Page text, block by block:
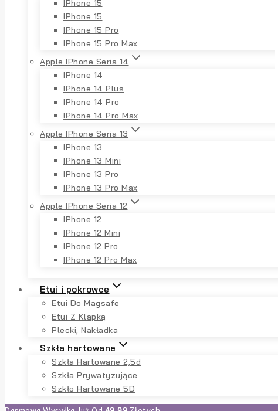
IPhone 15
IPhone 15
IPhone 15 Pro
IPhone 15 Pro Max
Apple IPhone Seria 14
IPhone 14
IPhone 14 Plus
IPhone 14 Pro
IPhone 14 Pro Max
Apple IPhone Seria 13
IPhone 13
IPhone 13 Mini
IPhone 13 Pro
IPhone 13 Pro Max
Apple IPhone Seria 12
IPhone 12
IPhone 12 Mini
IPhone 12 Pro
IPhone 12 Pro Max
Etui i pokrowce
Etui Do Magsafe
Etui Z Klapką
Plecki, Nakładka
Szkła hartowane
Szkła Hartowane 2,5d
Szkła Prywatyzujące
Szkło Hartowane 5D